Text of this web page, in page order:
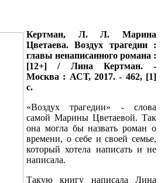
Кертман, Л. Л. Марина
Цветаева. Воздух трагедии :
главы ненаписанного романа :
[12+] / Лина Кертман. -
Москва : АСТ, 2017. - 462, [1]
с.
«Воздух трагедии» - слова
самой Марины Цветаевой. Так
она могла бы назвать роман о
времени, о себе и своей семье,
который хотела написать и не
написала.
Такую книгу написала Лина